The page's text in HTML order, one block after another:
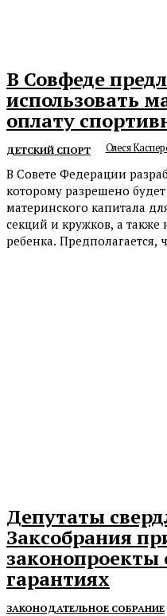
В Совфеде
использовать
оплату
ДЕТСКИЙ СПОРТ Олеся
В Совете Федерации
которому разрешено будет
материнского капитала
секций и кружков, а также
ребенка. Предполагается,
Депутаты
Заксобрания
законопроекты
гарантиях
ЗАКОНОДАТЕЛЬНОЕ СОБРАНИЕ